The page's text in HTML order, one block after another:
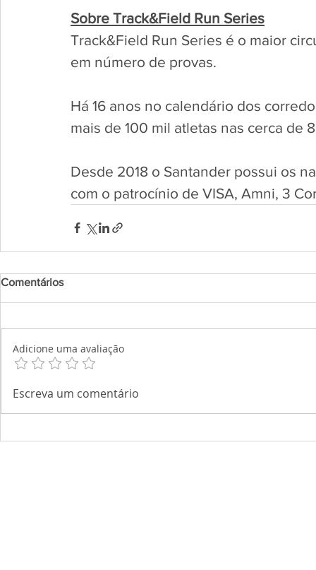
Sobre Track&Field Run Series
Track&Field Run Series é o maior
em número de provas.
Há 16 anos no calendário dos
mais de 100 mil atletas nas cerca de
Desde 2018 o Santander possui os
com o patrocínio de VISA, Amni, 3
Comentários
Adicione uma avaliação
Escreva um comentário